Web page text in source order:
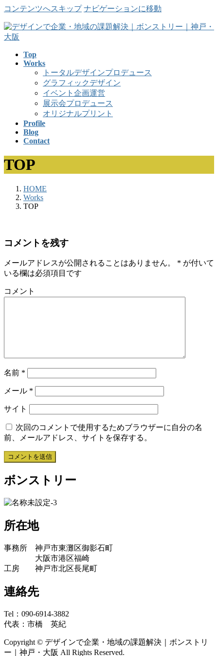
コンテンツへスキップ ナビゲーションに移動
Top
Works
トータルデザインプロデュース
グラフィックデザイン
イベント企画運営
展示会プロデュース
オリジナルプリント
Profile
Blog
Contact
TOP
HOME
Works
TOP
コメントを残す
メールアドレスが公開されることはありません。 * が付いて
いる欄は必須項目です
コメント
名前 *
メール *
サイト
次回のコメントで使用するためブラウザーに自分の名
前、メールアドレス、サイトを保存する。
ボンストリー
所在地
事務所 神戸市東灘区御影石町
大阪市港区福崎
工房 神戸市北区長尾町
連絡先
Tel：090-6914-3882
代表：市橋 英紀
Copyright © デザインで企業・地域の課題解決｜ボンストリ
ー｜神戸・大阪 All Rights Reserved.